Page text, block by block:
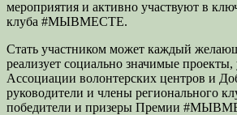
мероприятия и активно участвуют в
клуба #МЫВМЕСТЕ.
Стать участником может каждый
реализует социально значимые проекты,
Ассоциации волонтерских центров и
руководители и члены
победители и призеры Премии